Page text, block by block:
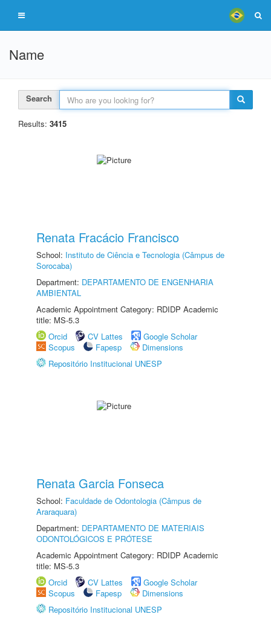
Name
Search
Results: 3415
Renata Fracácio Francisco
School: Instituto de Ciência e Tecnologia (Câmpus de
Sorocaba)
Department: DEPARTAMENTO DE ENGENHARIA
AMBIENTAL
Academic Appointment Category: RDIDP Academic
title: MS-5.3
Orcid
CV Lattes
Google Scholar
Scopus
Fapesp
Dimensions
Repositório Institucional UNESP
Renata Garcia Fonseca
School: Faculdade de Odontologia (Câmpus de
Araraquara)
Department: DEPARTAMENTO DE MATERIAIS
ODONTOLÓGICOS E PRÓTESE
Academic Appointment Category: RDIDP Academic
title: MS-5.3
Orcid
CV Lattes
Google Scholar
Scopus
Fapesp
Dimensions
Repositório Institucional UNESP